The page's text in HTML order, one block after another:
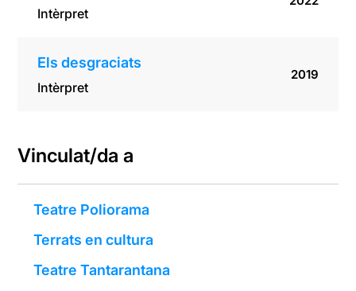
Intèrpret
Els desgraciats
Intèrpret
2019
Vinculat/da a
Teatre Poliorama
Terrats en cultura
Teatre Tantarantana